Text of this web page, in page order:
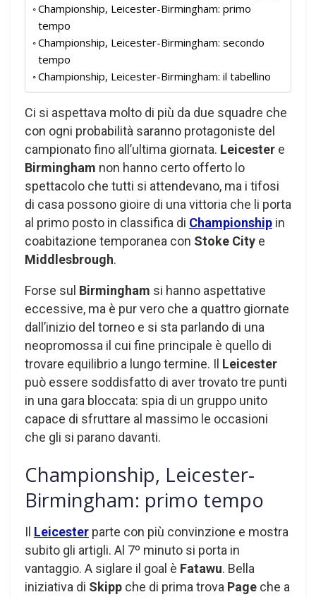
Championship, Leicester-Birmingham: primo
tempo
Championship, Leicester-Birmingham: secondo
tempo
Championship, Leicester-Birmingham: il tabellino
Ci si aspettava molto di più da due squadre che
con ogni probabilità saranno protagoniste del
campionato fino all’ultima giornata. Leicester e
Birmingham non hanno certo offerto lo
spettacolo che tutti si attendevano, ma i tifosi
di casa possono gioire di una vittoria che li porta
al primo posto in classifica di Championship in
coabitazione temporanea con Stoke City e
Middlesbrough.
Forse sul Birmingham si hanno aspettative
eccessive, ma è pur vero che a quattro giornate
dall’inizio del torneo e si sta parlando di una
neopromossa il cui fine principale è quello di
trovare equilibrio a lungo termine. Il Leicester
può essere soddisfatto di aver trovato tre punti
in una gara bloccata: spia di un gruppo unito
capace di sfruttare al massimo le occasioni
che gli si parano davanti.
Championship, Leicester-
Birmingham: primo tempo
Il Leicester parte con più convinzione e mostra
subito gli artigli. Al 7º minuto si porta in
vantaggio. A siglare il goal è Fatawu. Bella
iniziativa di Skipp che di prima trova Page che a